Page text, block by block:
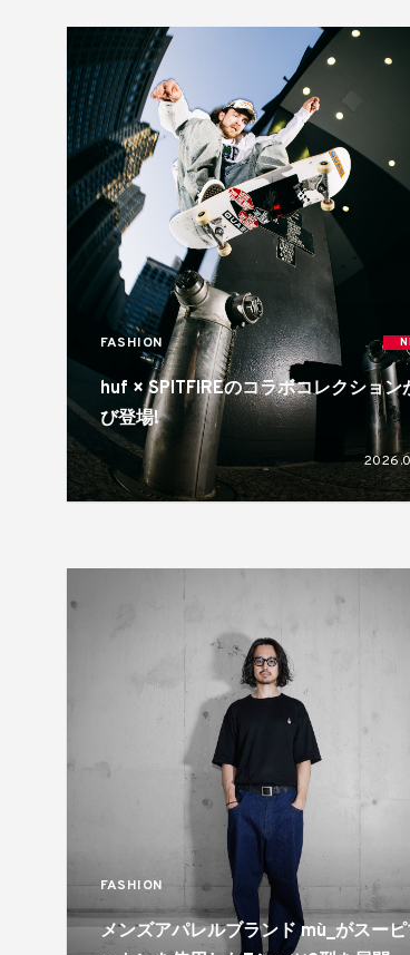
FASHION
huf × SPITFIREのコラボコレクション
び登場!
FASHION
メンズアパレルブランド mù_がスーピ